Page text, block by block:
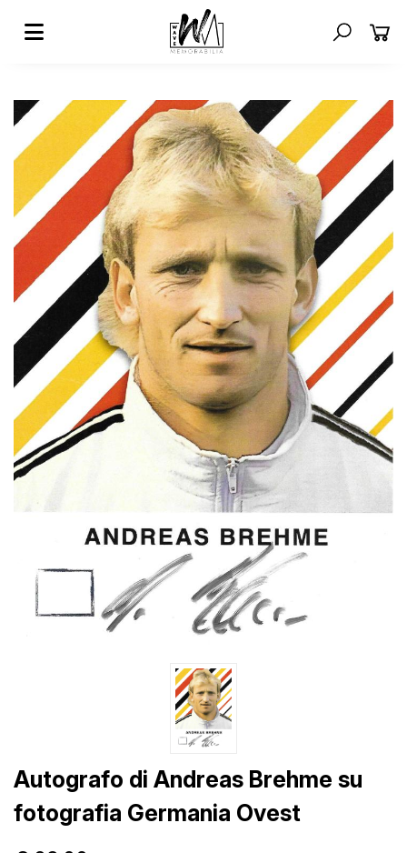
Autografo di Andreas Brehme su
fotografia Germania Ovest